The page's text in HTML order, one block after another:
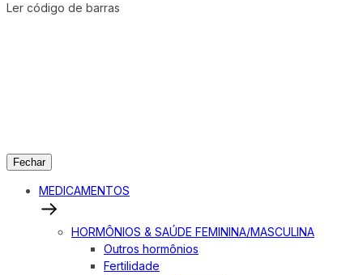
Ler código de barras
Fechar
MEDICAMENTOS
HORMÔNIOS & SAÚDE FEMININA/MASCULINA
Outros hormônios
Fertilidade